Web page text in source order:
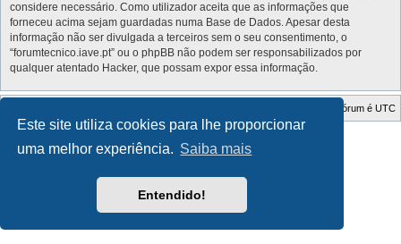
Este site utiliza cookies para lhe proporcionar
uma melhor experiência. Saiba mais
Entendido!
considere necessário. Como utilizador aceita que as informações que
forneceu acima sejam guardadas numa Base de Dados. Apesar desta
informação não ser divulgada a terceiros sem o seu consentimento, o
“forumtecnico.iave.pt” ou o phpBB não podem ser responsabilizados por
qualquer atentado Hacker, que possam expor essa informação.
O Fuso Horário do Fórum é UTC
Style Developer by © GTA game
Desenvolvido porphpBB
® Forum Software © phpBB Limited
Privacidade|Termos